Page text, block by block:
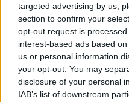
targeted advertising by us,
section to confirm your
opt-out request is
interest-based ads based
us or personal information
your opt-out. You may
disclosure of your personal
IAB’s list of downstream
o καιρός τώρα:
25°